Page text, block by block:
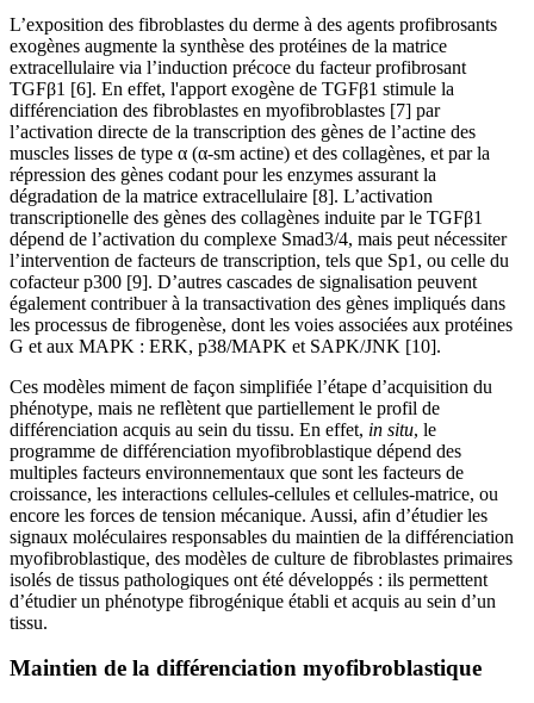
L’exposition des fibroblastes du derme à des agents profibrosants
exogènes augmente la synthèse des protéines de la matrice
extracellulaire via l’induction précoce du facteur profibrosant
TGFβ1 [6]. En effet, l'apport exogène de TGFβ1 stimule la
différenciation des fibroblastes en myofibroblastes [7] par
l’activation directe de la transcription des gènes de l’actine des
muscles lisses de type α (α-sm actine) et des collagènes, et par la
répression des gènes codant pour les enzymes assurant la
dégradation de la matrice extracellulaire [8]. L’activation
transcriptionelle des gènes des collagènes induite par le TGFβ1
dépend de l’activation du complexe Smad3/4, mais peut nécessiter
l’intervention de facteurs de transcription, tels que Sp1, ou celle du
cofacteur p300 [9]. D’autres cascades de signalisation peuvent
également contribuer à la transactivation des gènes impliqués dans
les processus de fibrogenèse, dont les voies associées aux protéines
G et aux MAPK : ERK, p38/MAPK et SAPK/JNK [10].
Ces modèles miment de façon simplifiée l’étape d’acquisition du
phénotype, mais ne reflètent que partiellement le profil de
différenciation acquis au sein du tissu. En effet, in situ, le
programme de différenciation myofibroblastique dépend des
multiples facteurs environnementaux que sont les facteurs de
croissance, les interactions cellules-cellules et cellules-matrice, ou
encore les forces de tension mécanique. Aussi, afin d’étudier les
signaux moléculaires responsables du maintien de la différenciation
myofibroblastique, des modèles de culture de fibroblastes primaires
isolés de tissus pathologiques ont été développés : ils permettent
d’étudier un phénotype fibrogénique établi et acquis au sein d’un
tissu.
Maintien de la différenciation myofibroblastique